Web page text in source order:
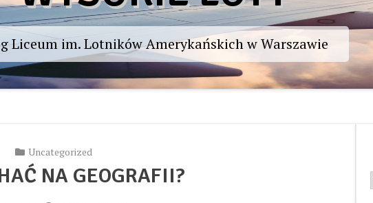
Liceum im. Lotników Amerykańskich w Warszawie
Uncategorized
NA GEOGRAFII?